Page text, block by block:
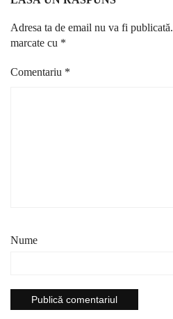
Adresa ta de email nu va fi publicată.
marcate cu *
Comentariu *
Nume